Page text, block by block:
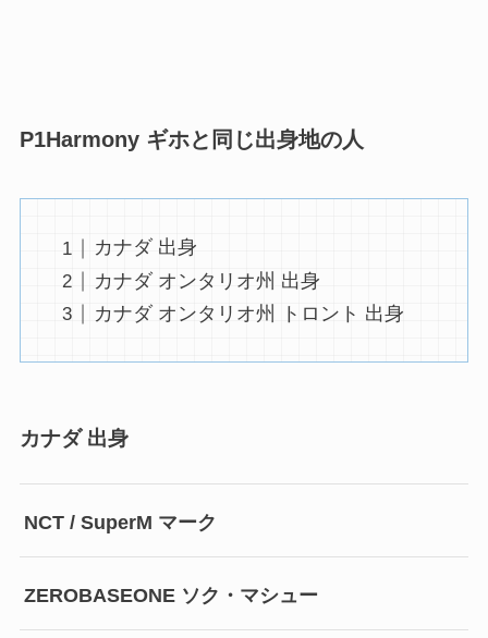
P1Harmony ギホと同じ出身地の人
カナダ 出身
カナダ オンタリオ州 出身
カナダ オンタリオ州 トロント 出身
カナダ 出身
NCT / SuperM マーク
ZEROBASEONE ソク・マシュー